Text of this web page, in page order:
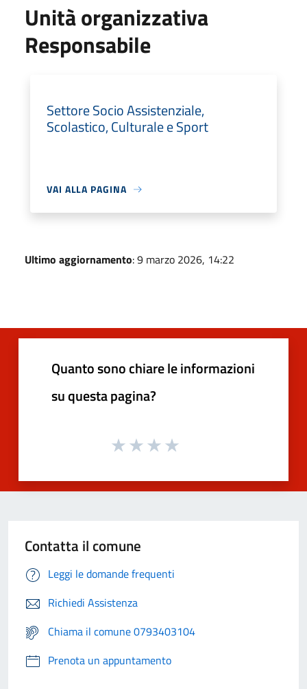
Unità organizzativa
Responsabile
Settore Socio Assistenziale,
Scolastico, Culturale e Sport
VAI ALLA PAGINA
Ultimo aggiornamento: 9 marzo 2026, 14:22
Quanto sono chiare le informazioni
su questa pagina?
Contatta il comune
Leggi le domande frequenti
Richiedi Assistenza
Chiama il comune 0793403104
Prenota un appuntamento